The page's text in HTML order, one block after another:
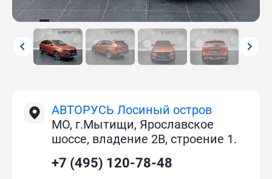
АВТОРУСЬ Лосиный остров
МО, г.Мытищи, Ярославское
шоссе, владение 2В, строение 1.
+7 (495) 120-78-48